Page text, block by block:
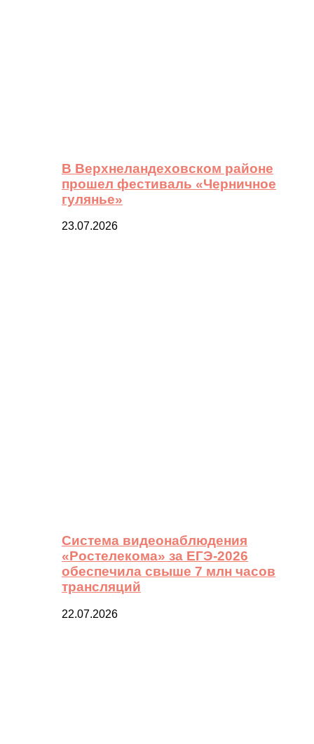
В Верхнеландеховском районе
прошел фестиваль «Черничное
гулянье»
23.07.2026
Система видеонаблюдения
«Ростелекома» за ЕГЭ-2026
обеспечила свыше 7 млн часов
трансляций
22.07.2026